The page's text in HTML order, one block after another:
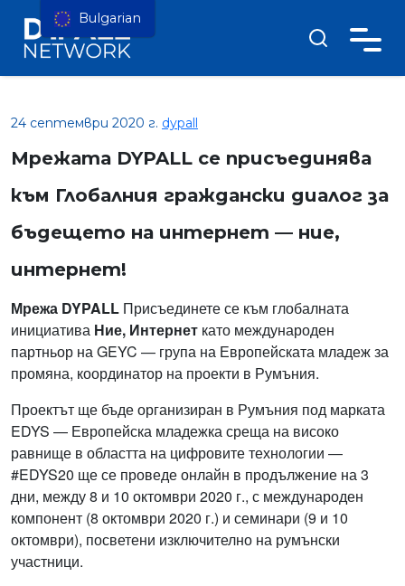
24 септември 2020 г. dypall
Мрежата DYPALL се присъединява
към Глобалния граждански диалог за
бъдещето на интернет — ние,
интернет!
Мрежа DYPALL Присъединете се към глобалната
инициатива Ние, Интернет като международен
партньор на GEYC — група на Европейската младеж за
промяна, координатор на проекти в Румъния.
Проектът ще бъде организиран в Румъния под марката
EDYS — Европейска младежка среща на високо
равнище в областта на цифровите технологии —
#EDYS20 ще се проведе онлайн в продължение на 3
дни, между 8 и 10 октомври 2020 г., с международен
компонент (8 октомври 2020 г.) и семинари (9 и 10
октомври), посветени изключително на румънски
участници.
Bulgarian